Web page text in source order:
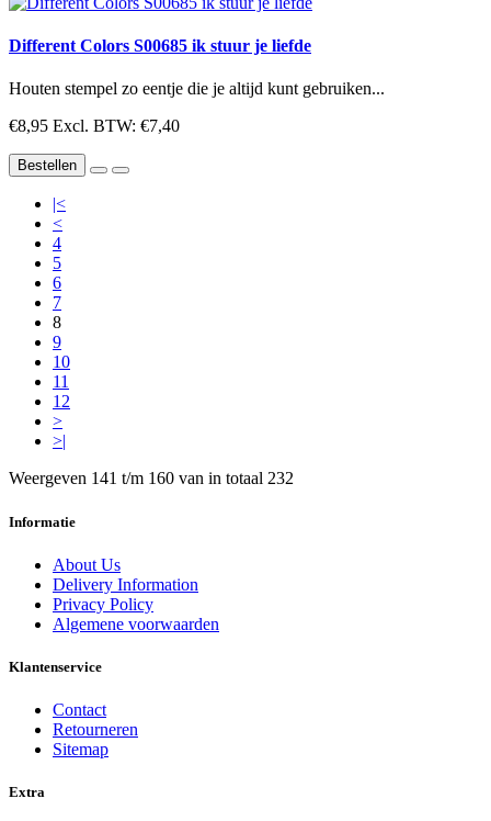
Different Colors S00685 ik stuur je liefde
Houten stempel zo eentje die je altijd kunt gebruiken...
€8,95 Excl. BTW: €7,40
Bestellen
|<
<
4
5
6
7
8
9
10
11
12
>
>|
Weergeven 141 t/m 160 van in totaal 232
Informatie
About Us
Delivery Information
Privacy Policy
Algemene voorwaarden
Klantenservice
Contact
Retourneren
Sitemap
Extra